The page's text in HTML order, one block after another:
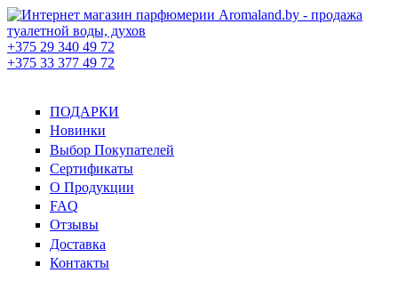
Перейти к основному содержанию
Интернет
магазин
парфюмерии
Aromaland.by
- продажа
туалетной
воды, духов
+375 29 340 49 72
+375 33 377 49 72
Дополнительное меню вверху
ПОДАРКИ
Новинки
Выбор Покупателей
Сертификаты
О Продукции
FAQ
Отзывы
Доставка
Контакты